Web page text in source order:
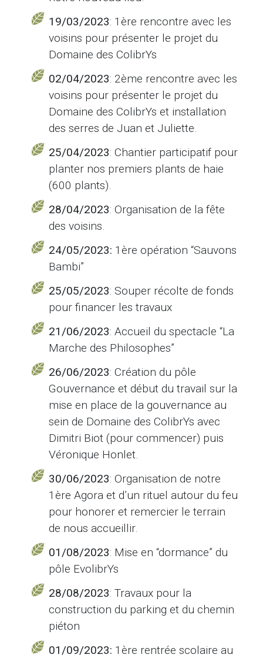
19/03/2023: 1ère rencontre avec les
voisins pour présenter le projet du
Domaine des ColibrYs
02/04/2023: 2ème rencontre avec les
voisins pour présenter le projet du
Domaine des ColibrYs et installation
des serres de Juan et Juliette.
25/04/2023: Chantier participatif pour
planter nos premiers plants de haie
(600 plants).
28/04/2023: Organisation de la fête
des voisins.
24/05/2023: 1ère opération “Sauvons
Bambi”
25/05/2023: Souper récolte de fonds
pour financer les travaux
21/06/2023: Accueil du spectacle “La
Marche des Philosophes”
26/06/2023: Création du pôle
Gouvernance et début du travail sur la
mise en place de la gouvernance au
sein de Domaine des ColibrYs avec
Dimitri Biot (pour commencer) puis
Véronique Honlet.
30/06/2023: Organisation de notre
1ère Agora et d’un rituel autour du feu
pour honorer et remercier le terrain
de nous accueillir.
01/08/2023: Mise en “dormance” du
pôle EvolibrYs
28/08/2023: Travaux pour la
construction du parking et du chemin
piéton
01/09/2023: 1ère rentrée scolaire au